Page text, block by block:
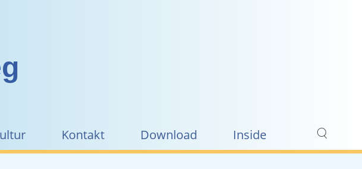
Kontakt Download Inside